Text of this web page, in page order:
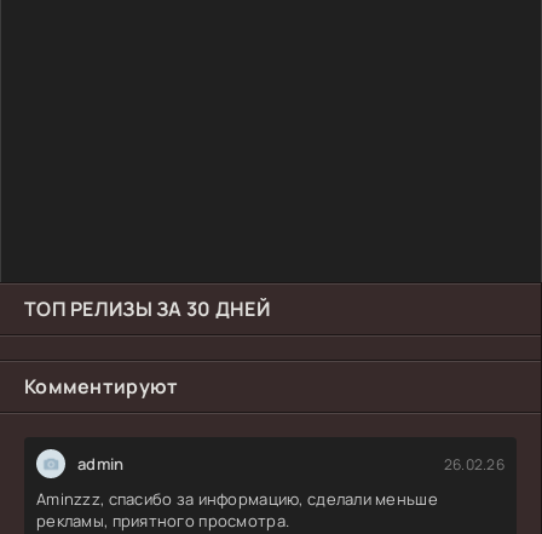
ТОП РЕЛИЗЫ ЗА 30 ДНЕЙ
Комментируют
admin 26.02.26
Aminzzz, спасибо за информацию, сделали меньше
рекламы, приятного просмотра.